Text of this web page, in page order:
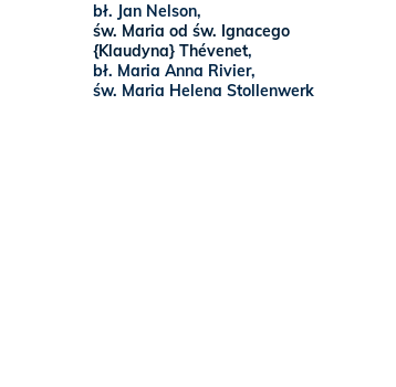
bł. Jan Nelson,
św. Maria od św. Ignacego
{Klaudyna} Thévenet,
bł. Maria Anna Rivier,
św. Maria Helena Stollenwerk